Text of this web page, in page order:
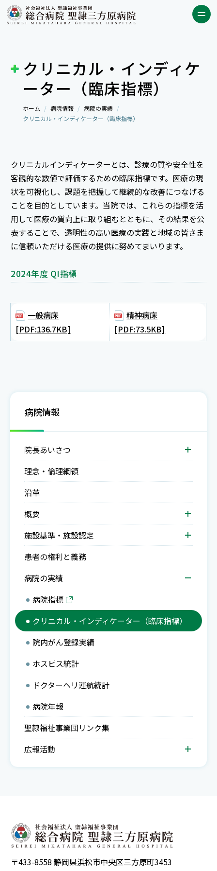
クリニカル・インディケ
ーター（臨床指標）
ホーム 病院情報
病院の実績
クリニカル・インディケーター（臨床指標）
クリニカルインディケーターとは、診療の質や安全性を
客観的な数値で評価するための臨床指標です。医療の現
状を可視化し、課題を把握して継続的な改善につなげる
ことを目的としています。当院では、これらの指標を活
用して医療の質向上に取り組むとともに、その結果を公
表することで、透明性の高い医療の実践と地域の皆さま
に信頼いただける医療の提供に努めてまいります。
2024年度 QI指標
一般病床
[PDF:136.7KB]
精神病床
[PDF:73.5KB]
病院情報
院長あいさつ
理念・倫理綱領
沿革
概要
施設基準・施設認定
患者の権利と義務
病院の実績
病院指標
クリニカル・インディケーター（臨床指標）
院内がん登録実績
ホスピス統計
ドクターヘリ運航統計
病院年報
聖隷福祉事業団リンク集
広報活動
〒433-8558 静岡県浜松市中央区三方原町3453